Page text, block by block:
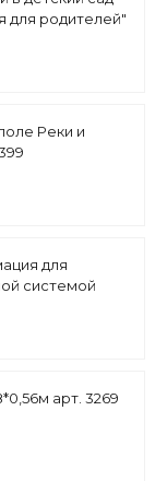
для родителей"
Реки и
для
системой
А4 арт.
арт. 3269